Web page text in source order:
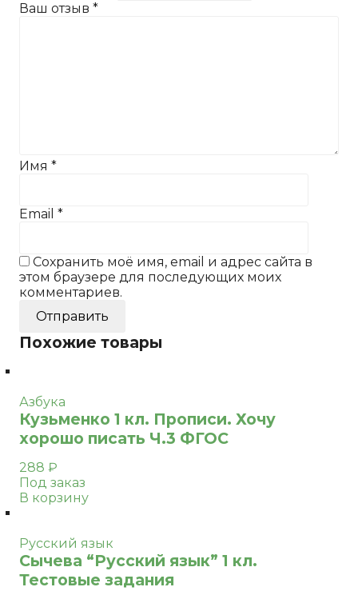
Ваш отзыв *
Имя *
Email *
Сохранить моё имя, email и адрес сайта в
этом браузере для последующих моих
комментариев.
Похожие товары
Азбука
Кузьменко 1 кл. Прописи. Хочу
хорошо писать Ч.3 ФГОС
288 ₽
Под заказ
В корзину
Русский язык
Сычева “Русский язык” 1 кл.
Тестовые задания